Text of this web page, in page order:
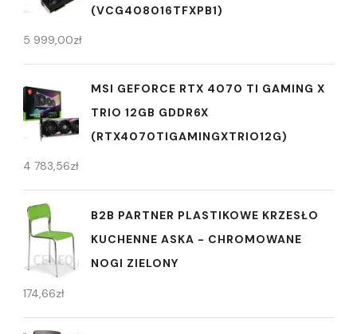
(VCG408016TFXPB1)
5 999,00zł
MSI GEFORCE RTX 4070 TI GAMING X
TRIO 12GB GDDR6X
(RTX4070TIGAMINGXTRIO12G)
4 783,56zł
B2B PARTNER PLASTIKOWE KRZESŁO
KUCHENNE ASKA - CHROMOWANE
NOGI ZIELONY
174,66zł